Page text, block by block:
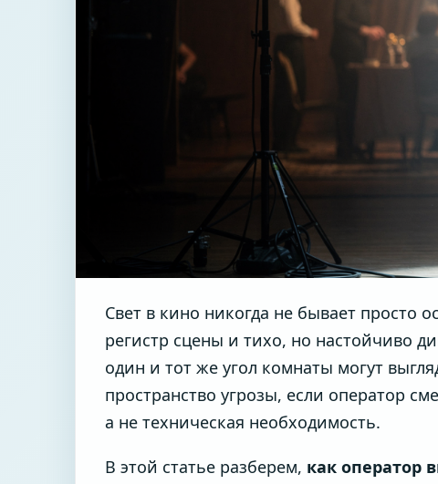
Свет в кино никогда не бывает просто
регистр сцены и тихо, но настойчиво
один и тот же угол комнаты могут
пространство угрозы, если оператор
а не техническая необходимость.
В этой статье разберем, как оператор